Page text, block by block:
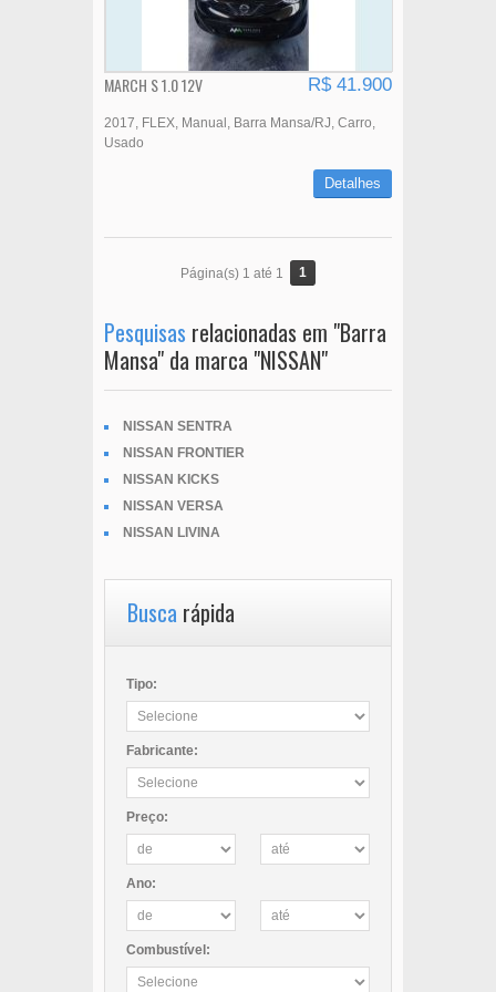
MARCH S 1.0 12V R$ 41.900
2017 FLEX Manual Barra Mansa/RJ Carro
Usado
Detalhes
Página(s) 1 até 1 1
Pesquisas relacionadas em "Barra
Mansa" da marca "NISSAN"
NISSAN SENTRA
NISSAN FRONTIER
NISSAN KICKS
NISSAN VERSA
NISSAN LIVINA
Busca rápida
Tipo:
Fabricante:
Preço:
Ano:
Combustível: